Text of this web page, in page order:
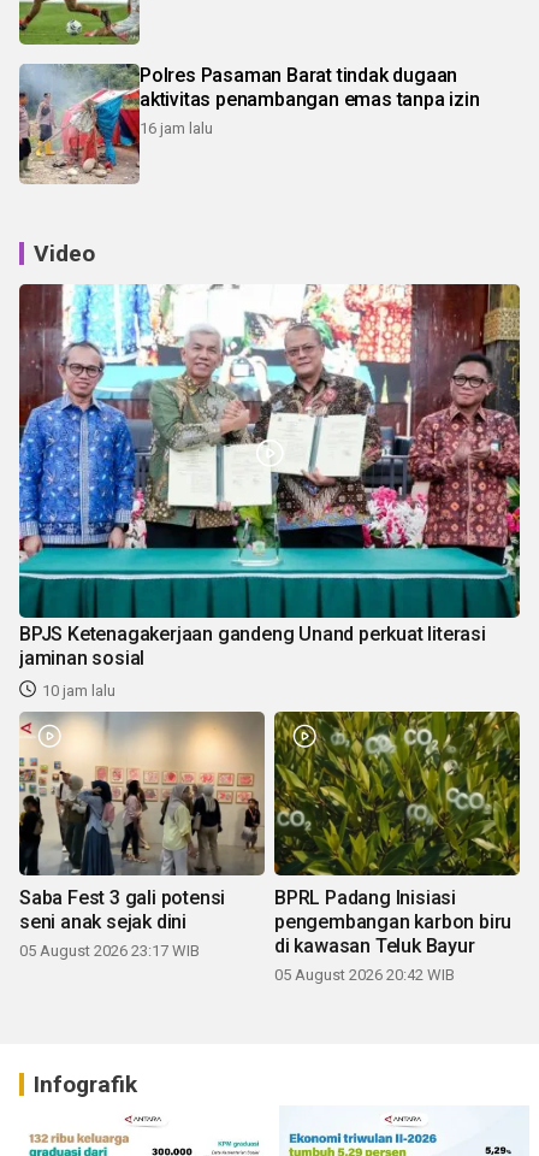
Polres Pasaman Barat tindak dugaan
aktivitas penambangan emas tanpa izin
16 jam lalu
Video
BPJS Ketenagakerjaan gandeng Unand perkuat literasi
jaminan sosial
10 jam lalu
Saba Fest 3 gali potensi
seni anak sejak dini
05 August 2026 23:17 WIB
BPRL Padang Inisiasi
pengembangan karbon biru
di kawasan Teluk Bayur
05 August 2026 20:42 WIB
Infografik